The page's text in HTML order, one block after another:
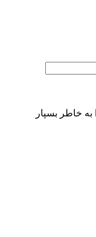
به خاطر بسپار